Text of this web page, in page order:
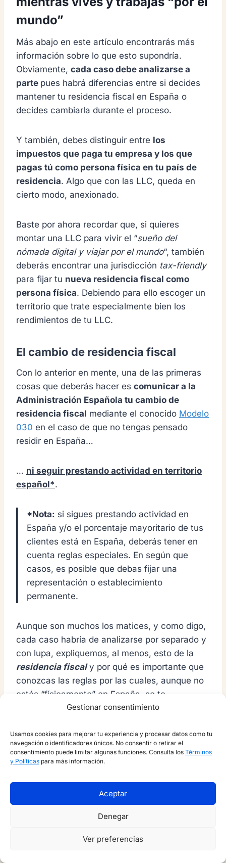
Gestionar consentimiento
Usamos cookies para mejorar tu experiencia y procesar datos como tu
navegación o identificadores únicos. No consentir o retirar el
consentimiento puede limitar algunas funciones. Consulta los Términos
y Políticas para más información.
Aceptar
Denegar
Ver preferencias
mundo”
Más abajo en este artículo encontrarás más
información sobre lo que esto supondría.
Obviamente, cada caso debe analizarse a
parte pues habrá diferencias entre si decides
mantener tu residencia fiscal en España o
decides cambiarla durante el proceso.
Y también, debes distinguir entre los
impuestos que paga tu empresa y los que
pagas tú como persona física en tu país de
residencia. Algo que con las LLC, queda en
cierto modo, anexionado.
Baste por ahora recordar que, si quieres
montar una LLC para vivir el “sueño del
nómada digital y viajar por el mundo“, también
deberás encontrar una jurisdicción tax-friendly
para fijar tu nueva residencia fiscal como
persona física. Debiendo para ello escoger un
territorio que trate especialmente bien los
rendimientos de tu LLC.
El cambio de residencia fiscal
Con lo anterior en mente, una de las primeras
cosas que deberás hacer es comunicar a la
Administración Española tu cambio de
residencia fiscal mediante el conocido Modelo
030 en el caso de que no tengas pensado
residir en España…
… ni seguir prestando actividad en territorio
español*.
*Nota: si sigues prestando actividad en
España y/o el porcentaje mayoritario de tus
clientes está en España, deberás tener en
cuenta reglas especiales. En según que
casos, es posible que debas fijar una
representación o establecimiento
permanente.
Aunque son muchos los matices, y como digo,
cada caso habría de analizarse por separado y
con lupa, expliquemos, al menos, esto de la
residencia fiscaly por qué es importante que
conozcas las reglas por las cuales, aunque no
estés “físicamente” en España, se te
consideraría residente igualmente.
Para Hacienda, no te has ido
La normativa tributaria establece la obligación
que se puedan producir
Con carácter general,el domicilio fiscal del